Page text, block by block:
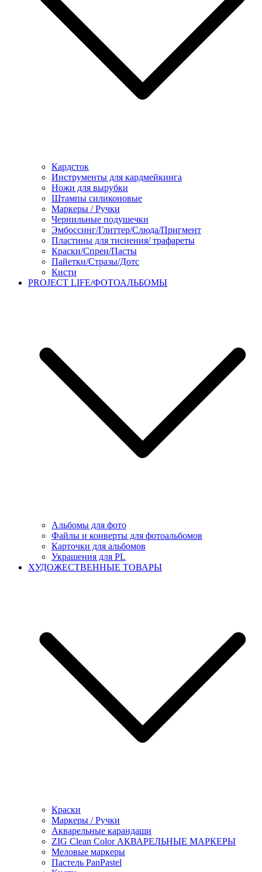
Кардсток
Инструменты для кардмейкинга
Ножи для вырубки
Штампы силиконовые
Маркеры / Ручки
Чернильные подушечки
Эмбоссинг/Глиттер/Слюда/Пригмент
Пластины для тиснения/ трафареты
Краски/Спреи/Пасты
Пайетки/Стразы/Дотс
Кисти
PROJECT LIFE/ФОТОАЛЬБОМЫ
Альбомы для фото
Файлы и конверты для фотоальбомов
Карточки для альбомов
Украшения для PL
ХУДОЖЕСТВЕННЫЕ ТОВАРЫ
Краски
Маркеры / Ручки
Акварельные карандаши
ZIG Clean Color АКВАРЕЛЬНЫЕ МАРКЕРЫ
Меловые маркеры
Пастель PanPastel